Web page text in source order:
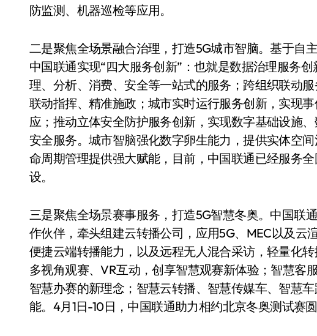
防监测、机器巡检等应用。
二是聚焦全场景融合治理，打造5G城市智脑。基于自
中国联通实现“四大服务创新”：也就是数据治理服务
理、分析、消费、安全等一站式的服务；跨组织联动
联动指挥、精准施政；城市实时运行服务创新，实现
应；推动立体安全防护服务创新，实现数字基础设施
安全服务。城市智脑强化数字卵生能力，提供实体空
命周期管理提供强大赋能，目前，中国联通已经服务
设。
三是聚焦全场景赛事服务，打造5G智慧冬奥。中国联
作伙伴，牵头组建云转播公司，应用5G、MEC以及云
便捷云端转播能力，以及远程无人混合采访，轻量化
多视角观赛、VR互动，创享智慧观赛新体验；智慧客
智慧办赛的新理念；智慧云转播、智慧传媒车、智慧
能。4月1日-10日，中国联通助力相约北京冬奥测试赛圆